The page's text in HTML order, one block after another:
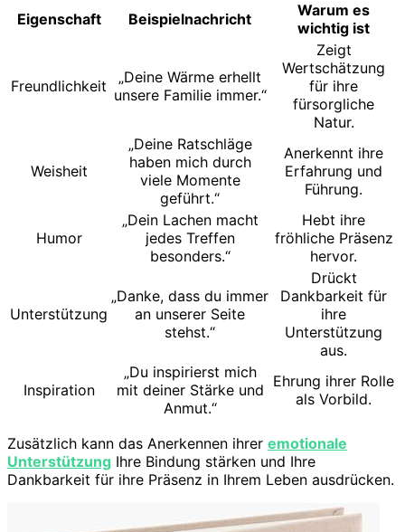
Eigenschaft Beispielnachricht
Warum es
wichtig ist
Freundlichkeit
„Deine Wärme erhellt
unsere Familie immer.“
Zeigt
Wertschätzung
für ihre
fürsorgliche
Natur.
Weisheit
„Deine Ratschläge
haben mich durch
viele Momente
geführt.“
Anerkennt ihre
Erfahrung und
Führung.
Humor
„Dein Lachen macht
jedes Treffen
besonders.“
Hebt ihre
fröhliche Präsenz
hervor.
Unterstützung
„Danke, dass du immer
an unserer Seite
stehst.“
Drückt
Dankbarkeit für
ihre
Unterstützung
aus.
Inspiration
„Du inspirierst mich
mit deiner Stärke und
Anmut.“
Ehrung ihrer Rolle
als Vorbild.
Zusätzlich kann das Anerkennen ihrer emotionale
Unterstützung Ihre Bindung stärken und Ihre
Dankbarkeit für ihre Präsenz in Ihrem Leben ausdrücken.